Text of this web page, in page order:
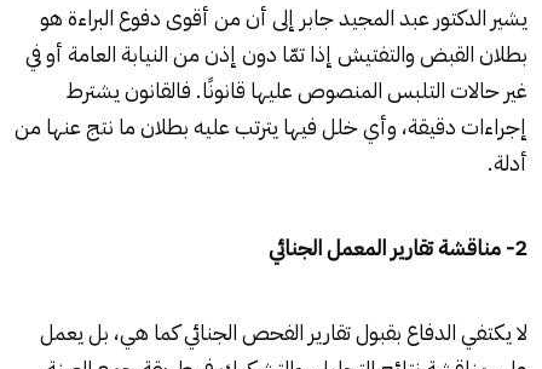
يشير الدكتور عبد المجيد جابر إلى أن من أقوى دفوع البراءة هو
بطلان القبض والتفتيش إذا تمّا دون إذن من النيابة العامة أو في
غير حالات التلبس المنصوص عليها قانونًا. فالقانون يشترط
إجراءات دقيقة، وأي خلل فيها يترتب عليه بطلان ما نتج عنها من
أدلة.
2- مناقشة تقارير المعمل الجنائي
لا يكتفي الدفاع بقبول تقارير الفحص الجنائي كما هي، بل يعمل